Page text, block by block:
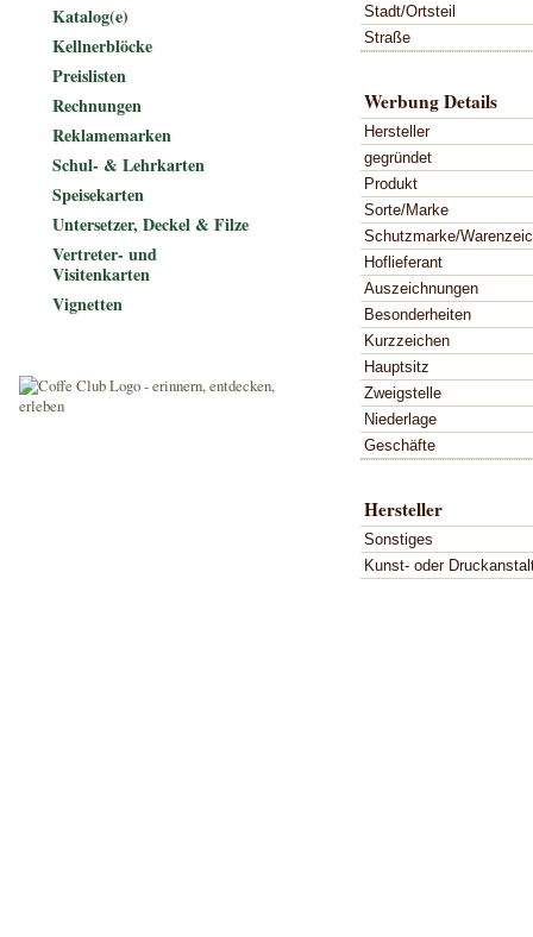
Stadt/Ortsteil
Straße
Werbung Details
Hersteller
gegründet
Produkt
Sorte/Marke
Schutzmarke/
Hoflieferant
Auszeichnungen
Besonderheiten
Kurzzeichen
Hauptsitz
Zweigstelle
Niederlage
Geschäfte
Hersteller
Sonstiges
Kunst- oder
Katalog(e)
Kellnerblöcke
Preislisten
Rechnungen
Reklamemarken
Schul- & Lehrkarten
Speisekarten
Untersetzer, Deckel & Filze
Vertreter- und
Visitenkarten
Vignetten